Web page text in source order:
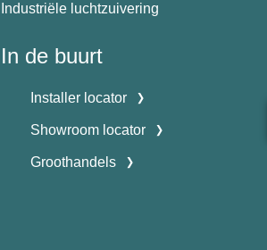
Industriële luchtzuivering
In de buurt
Installer locator
Showroom locator
Groothandels